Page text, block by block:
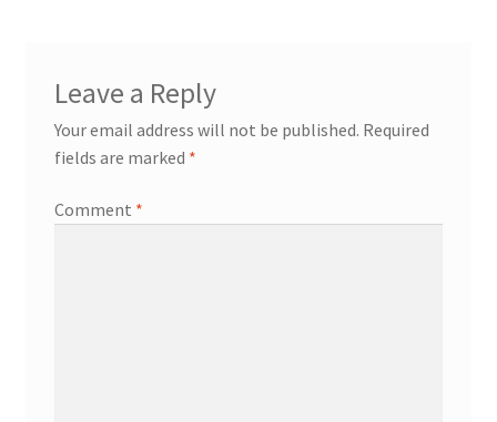
Leave a Reply
Your email address will not be published. Required
fields are marked *
Comment *